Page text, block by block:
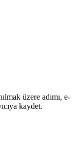
üzere adımı, e-
kaydet.